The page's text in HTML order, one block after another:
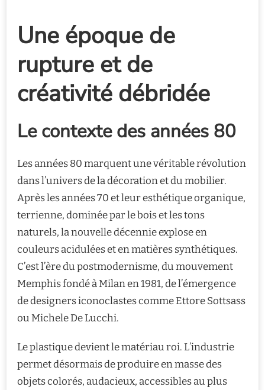
Une époque de
rupture et de
créativité débridée
Le contexte des années 80
Les années 80 marquent une véritable révolution
dans l’univers de la décoration et du mobilier.
Après les années 70 et leur esthétique organique,
terrienne, dominée par le bois et les tons
naturels, la nouvelle décennie explose en
couleurs acidulées et en matières synthétiques.
C’est l’ère du postmodernisme, du mouvement
Memphis fondé à Milan en 1981, de l’émergence
de designers iconoclastes comme Ettore Sottsass
ou Michele De Lucchi.
Le plastique devient le matériau roi. L’industrie
permet désormais de produire en masse des
objets colorés, audacieux, accessibles au plus